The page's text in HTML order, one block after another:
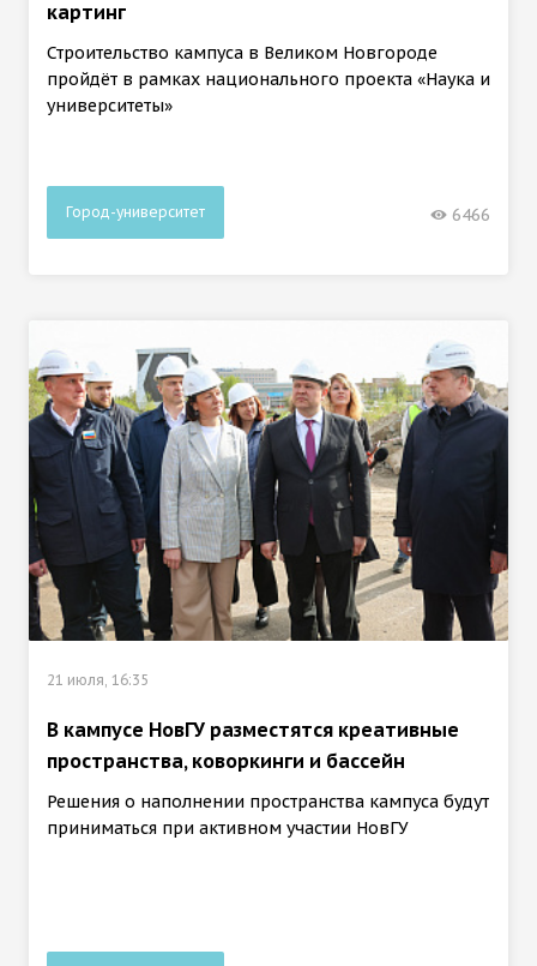
картинг
Строительство кампуса в Великом Новгороде
пройдёт в рамках национального проекта «Наука и
университеты»
Город-университет 6466
21 июля, 16:35
В кампусе НовГУ разместятся креативные
пространства, коворкинги и бассейн
Решения о наполнении пространства кампуса будут
приниматься при активном участии НовГУ